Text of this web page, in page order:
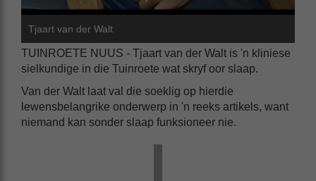
Tjaart van der Walt
TUINROETE NUUS - Tjaart van der Walt is 'n kliniese
sielkundige in die Tuinroete wat skryf oor slaap.
Van der Walt laat val die soeklig op hierdie
lewensbelangrike onderwerp in 'n reeks artikels, want
niemand kan sonder slaap funksioneer nie.